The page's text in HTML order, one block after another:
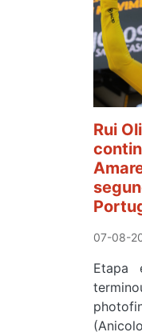
Rui
07-08-
Etapa